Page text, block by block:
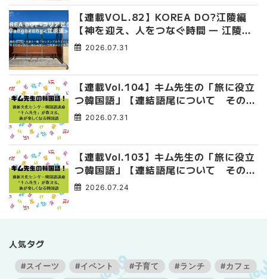
【連載VOL.82】KOREA DO?江陵編
【神を迎え、人をつなぐ時間 ― 江陵端
午祭 】
2026.07.31
【連載Vol.104】キム先生の「旅に役立
つ韓国語」【連結語尾について その
4】2026.07.31
【連載Vol.103】キム先生の「旅に役立
つ韓国語」【連結語尾について その
3】2026.07.24
人気タグ
#スイーツ #イベント #子育て #ランチ
#カフェ